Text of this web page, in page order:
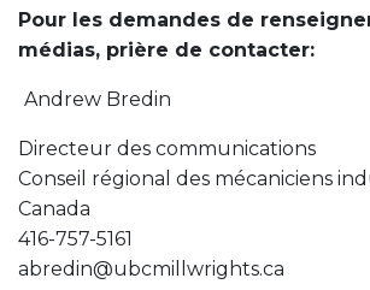
Pour les demandes de
médias, prière de contacter:
Andrew Bredin
Directeur des communications
Conseil régional des mécaniciens
Canada
416-757-5161
abredin@ubcmillwrights.ca